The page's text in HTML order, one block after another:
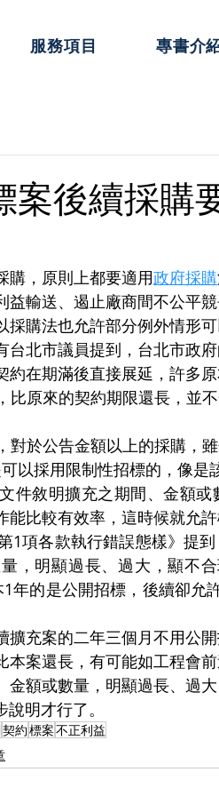
服務項目 專書介
案後續採購
購，原則上都要適用政府採購
益輸送、遏止廠商間不公平
採購法也允許部分例外情形
台北市議員提到，台北市政
在期滿後直接展延，許多
比原來的契約期限還長，並
於公告金額以上的採購，
以採用限制性招標的，像是
件敘明擴充之期間、金額
能比較有效率，這時候就允
1項各款執行錯誤態樣》提
，明顯過長、過大，顯不
年的是公開招標，後續卻允
充案的二年三個月不用公開
本案還長，有可能如工程會
金額或數量，明顯過長、過
明才行了。
契約標案不正利益